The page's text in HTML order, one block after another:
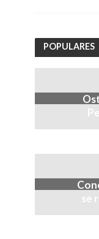
POPULARES
se